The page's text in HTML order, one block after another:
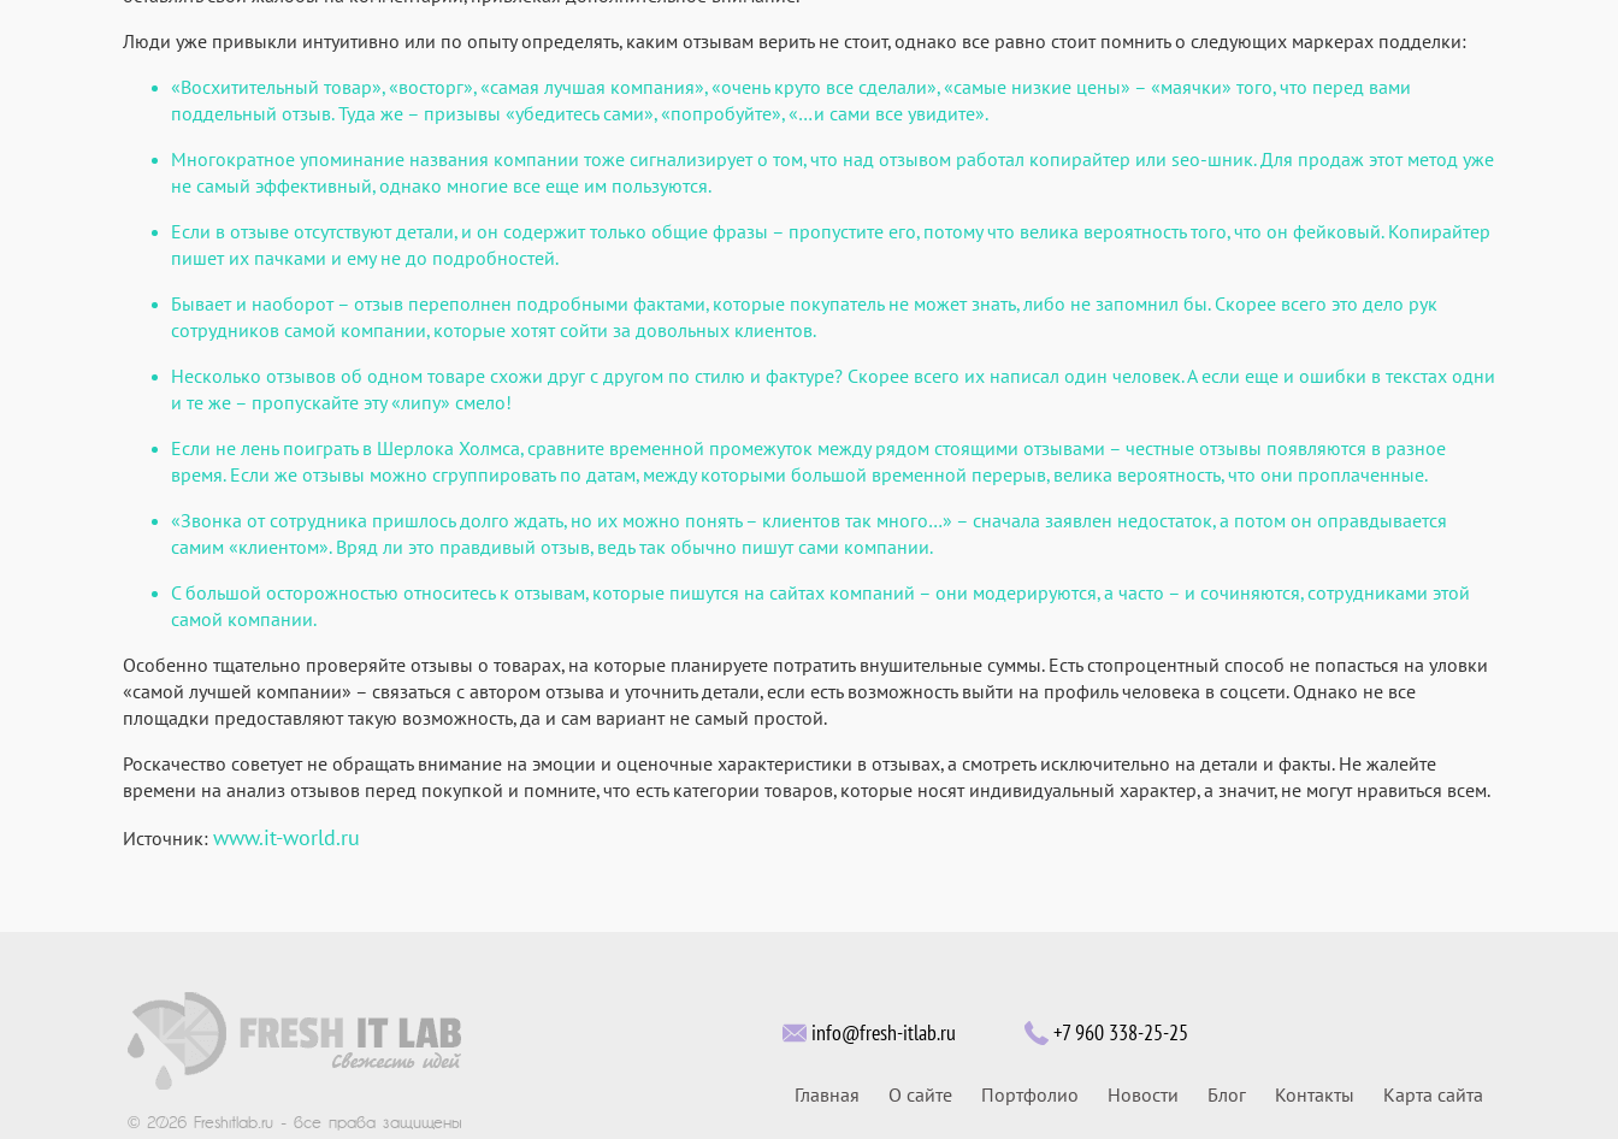
Люди уже привыкли интуитивно или по опыту определять, каким отзывам верить не стоит, однако все равно стоит помнить о следующих маркерах подделки:
«Восхитительный товар», «восторг», «самая лучшая компания», «очень круто все сделали», «самые низкие цены» – «маячки» того, что перед вами
поддельный отзыв. Туда же – призывы «убедитесь сами», «попробуйте», «…и сами все увидите».
Многократное упоминание названия компании тоже сигнализирует о том, что над отзывом работал копирайтер или seo-шник. Для продаж этот метод уже
не самый эффективный, однако многие все еще им пользуются.
Если в отзыве отсутствуют детали, и он содержит только общие фразы – пропустите его, потому что велика вероятность того, что он фейковый. Копирайтер
пишет их пачками и ему не до подробностей.
Бывает и наоборот – отзыв переполнен подробными фактами, которые покупатель не может знать, либо не запомнил бы. Скорее всего это дело рук
сотрудников самой компании, которые хотят сойти за довольных клиентов.
Несколько отзывов об одном товаре схожи друг с другом по стилю и фактуре? Скорее всего их написал один человек. А если еще и ошибки в текстах одни
и те же – пропускайте эту «липу» смело!
Если не лень поиграть в Шерлока Холмса, сравните временной промежуток между рядом стоящими отзывами – честные отзывы появляются в разное
время. Если же отзывы можно сгруппировать по датам, между которыми большой временной перерыв, велика вероятность, что они проплаченные.
«Звонка от сотрудника пришлось долго ждать, но их можно понять – клиентов так много…» – сначала заявлен недостаток, а потом он оправдывается
самим «клиентом». Вряд ли это правдивый отзыв, ведь так обычно пишут сами компании.
С большой осторожностью относитесь к отзывам, которые пишутся на сайтах компаний ­– они модерируются, а часто – и сочиняются, сотрудниками этой
самой компании.
Особенно тщательно проверяйте отзывы о товарах, на которые планируете потратить внушительные суммы. Есть стопроцентный способ не попасться на уловки
«самой лучшей компании» ­– связаться с автором отзыва и уточнить детали, если есть возможность выйти на профиль человека в соцсети. Однако не все
площадки предоставляют такую возможность, да и сам вариант не самый простой.
Роскачество советует не обращать внимание на эмоции и оценочные характеристики в отзывах, а смотреть исключительно на детали и факты. Не жалейте
времени на анализ отзывов перед покупкой и помните, что есть категории товаров, которые носят индивидуальный характер, а значит, не могут нравиться всем.
Источник: www.it-world.ru
© 2026 Freshitlab.ru - все права защищены
info@fresh-itlab.ru +7 960 338-25-25
Главная О сайте Портфолио Новости Блог Контакты Карта сайта